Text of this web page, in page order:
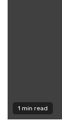
1 min read